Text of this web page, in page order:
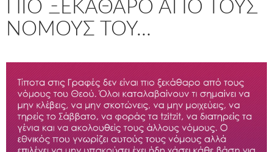
ΠΙΟ ΞΕΚΆΘΑΡΟ ΑΠΌ ΤΟΥΣ
ΝΌΜΟΥΣ ΤΟΥ…